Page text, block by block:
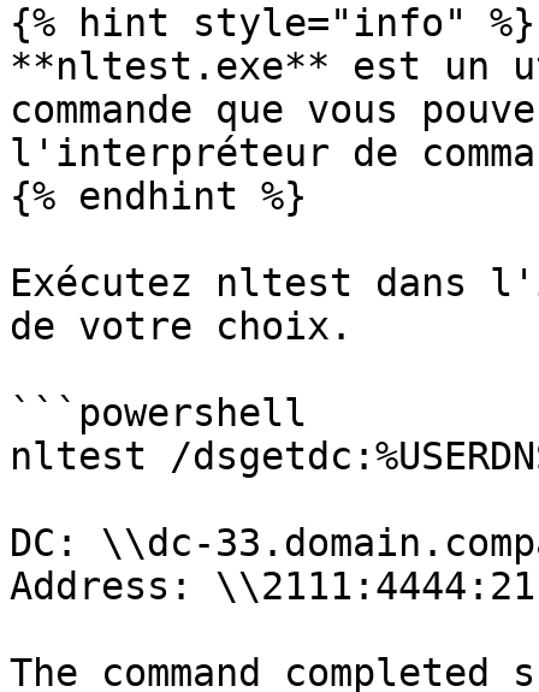
{% hint style="info" %}
**nltest.exe** est un
commande que vous
l'interpréteur de
{% endhint %}
Exécutez nltest dans
de votre choix.
```powershell
nltest /
DC: \\dc-
Address:
The command